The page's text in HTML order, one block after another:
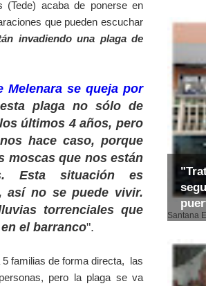
DE JOSÉ MARTÍ
PIO Y EL PARQUE AEROPORTUARIO DE GANDO"
DE CUANDE ESTUVE UN FIN DE SEMANA
Santana
(Tede) acaba de ponerse en
que pueden escuchar
invadiendo una plaga de
Melenara se queja por
plaga no sólo de
últimos 4 años, pero
hace caso, porque
moscas que nos están
Esta situación es
así no se puede vivir.
torrenciales que
el barranco".
familias de forma directa, las
pero la plaga se va